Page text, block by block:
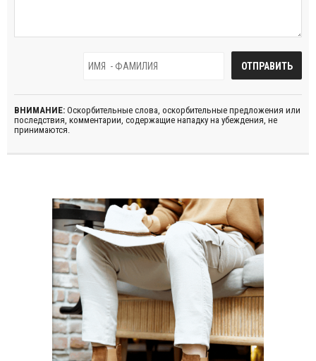
ВНИМАНИЕ: Оскорбительные слова, оскорбительные предложения или
последствия, комментарии, содержащие нападку на убеждения, не
принимаются.